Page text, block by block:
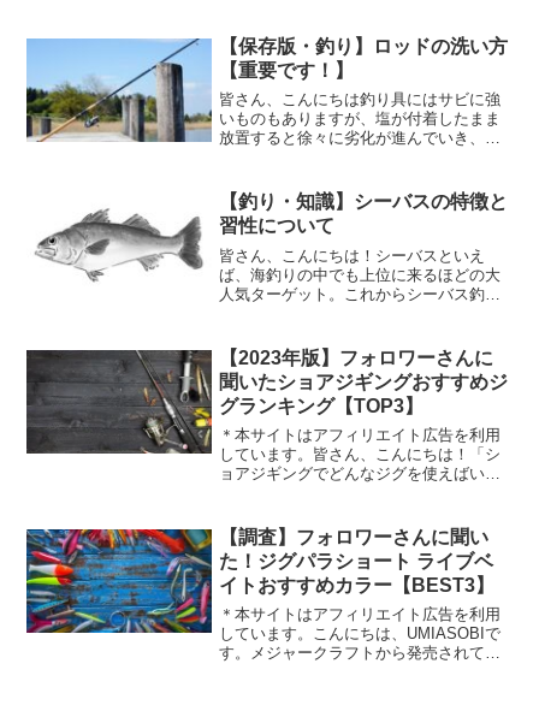
つなげましょう。
【保存版・釣り】ロッドの洗い方
【重要です！】
皆さん、こんにちは釣り具にはサビに強
いものもありますが、塩が付着したまま
放置すると徐々に劣化が進んでいき、大
テナンスが一番重要 です。今回は、釣行
後の ロッドの洗い方...
【釣り・知識】シーバスの特徴と
習性について
皆さん、こんにちは！シーバスといえ
ば、海釣りの中でも上位に来るほどの大
人気ターゲット。これからシーバス釣り
ですが、魚を釣るにあたり、その魚がど
のような特徴や習性を持つの...
【2023年版】フォロワーさんに
聞いたショアジギングおすすめジ
グランキング【TOP3】
＊本サイトはアフィリエイト広告を利用
しています。皆さん、こんにちは！「シ
ョアジギングでどんなジグを使えばいい
ングおすすめジグランキングということ
でSNSでフォロ...
【調査】フォロワーさんに聞い
た！ジグパラショート ライブベ
イトおすすめカラー【BEST3】
＊本サイトはアフィリエイト広告を利用
しています。こんにちは、UMIASOBIで
す。メジャークラフトから発売されてい